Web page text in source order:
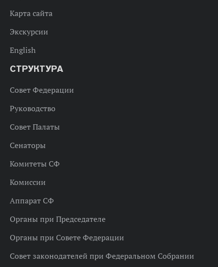
Карта сайта
Экскурсии
English
СТРУКТУРА
Совет Федерации
Руководство
Совет Палаты
Сенаторы
Комитеты СФ
Комиссии
Аппарат СФ
Органы при Председателе
Органы при Совете Федерации
Совет законодателей при Федеральном Собрании